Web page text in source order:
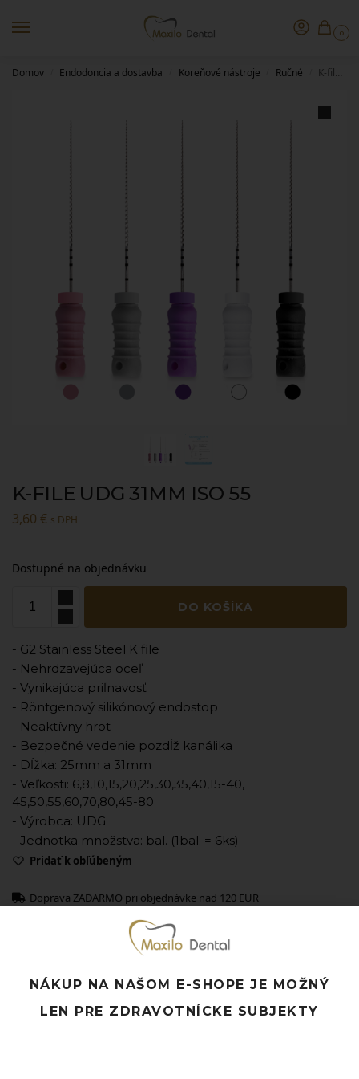
0
Domov Endodoncia a dostavba Koreňové nástroje Ručné K-file UDG 31mm ISO 55
K-FILE UDG 31MM ISO 55
3,60 € s DPH
Dostupné na objednávku
DO KOŠÍKA
- G2 Stainless Steel K file
- Nehrdzavejúca oceľ
- Vynikajúca priľnavosť
- Röntgenový silikónový endostop
- Neaktívny hrot
- Bezpečné vedenie pozdĺž kanálika
- Dĺžka: 25mm a 31mm
- Veľkosti: 6,8,10,15,20,25,30,35,40,15-40,
45,50,55,60,70,80,45-80
- Výrobca: UDG
- Jednotka množstva: bal. (1bal. = 6ks)
Pridať k obľúbeným
Doprava ZADARMO pri objednávke nad 120 EUR
Rýchle doručenie a možnosť osobného odberu
Potrebujete poradiť? Neváhajte náskontaktovať.
NÁKUP NA NAŠOM E-SHOPE JE MOŽNÝ
LEN PRE ZDRAVOTNÍCKE SUBJEKTY